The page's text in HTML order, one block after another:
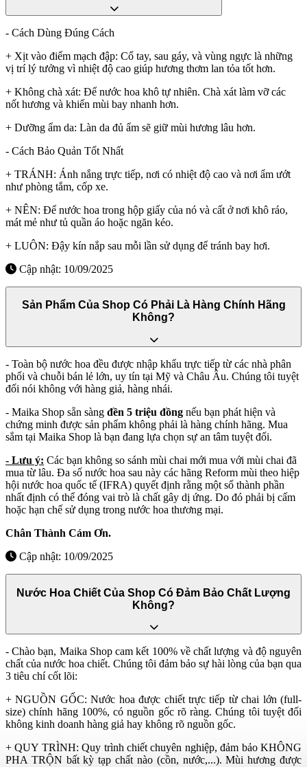
- Cách Dùng Đúng Cách
+ Xịt vào điểm mạch đập: Cổ tay, sau gáy, và vùng ngực là những
vị trí lý tưởng vì nhiệt độ cao giúp hương thơm lan tỏa tốt hơn.
+ Không chà xát: Để nước hoa khô tự nhiên. Chà xát làm vỡ các
nốt hương và khiến mùi bay nhanh hơn.
+ Dưỡng ẩm da: Làn da đủ ẩm sẽ giữ mùi hương lâu hơn.
- Cách Bảo Quản Tốt Nhất
+ TRÁNH: Ánh nắng trực tiếp, nơi có nhiệt độ cao và nơi ẩm ướt
như phòng tắm, cốp xe.
+ NÊN: Để nước hoa trong hộp giấy của nó và cất ở nơi khô ráo,
mát mẻ như tủ quần áo hoặc ngăn kéo.
+ LUÔN: Đậy kín nắp sau mỗi lần sử dụng để tránh bay hơi.
Cập nhật: 10/09/2025
Sản Phẩm Của Shop Có Phải Là Hàng Chính Hãng
Không?
- Toàn bộ nước hoa đều được nhập khẩu trực tiếp từ các nhà phân
phối và chuỗi bán lẻ lớn, uy tín tại Mỹ và Châu Âu. Chúng tôi tuyệt
đối nói không với hàng giả, hàng nhái.
- Maika Shop sẵn sàng đền 5 triệu đồng nếu bạn phát hiện và
chứng minh được sản phẩm không phải là hàng chính hãng. Mua
sắm tại Maika Shop là bạn đang lựa chọn sự an tâm tuyệt đối.
- Lưu ý: Các bạn không so sánh mùi chai mới mua với mùi chai đã
mua từ lâu. Đa số nước hoa sau này các hãng Reform mùi theo hiệp
hội nước hoa quốc tế (IFRA) quyết định rằng một số thành phần
nhất định có thể đóng vai trò là chất gây dị ứng. Do đó phải bị cấm
hoặc hạn chế sử dụng trong nước hoa thương mại.
Chân Thành Cám Ơn.
Cập nhật: 10/09/2025
Nước Hoa Chiết Của Shop Có Đảm Bảo Chất Lượng
Không?
- Chào bạn, Maika Shop cam kết 100% về chất lượng và độ nguyên
chất của nước hoa chiết. Chúng tôi đảm bảo sự hài lòng của bạn qua
3 tiêu chí cốt lõi:
+ NGUỒN GỐC: Nước hoa được chiết trực tiếp từ chai lớn (full-
size) chính hãng 100%, có nguồn gốc rõ ràng. Chúng tôi tuyệt đối
không kinh doanh hàng giả hay không rõ nguồn gốc.
+ QUY TRÌNH: Quy trình chiết chuyên nghiệp, đảm bảo KHÔNG
PHA TRỘN bất kỳ tạp chất nào (cồn, nước,...). Mùi hương được